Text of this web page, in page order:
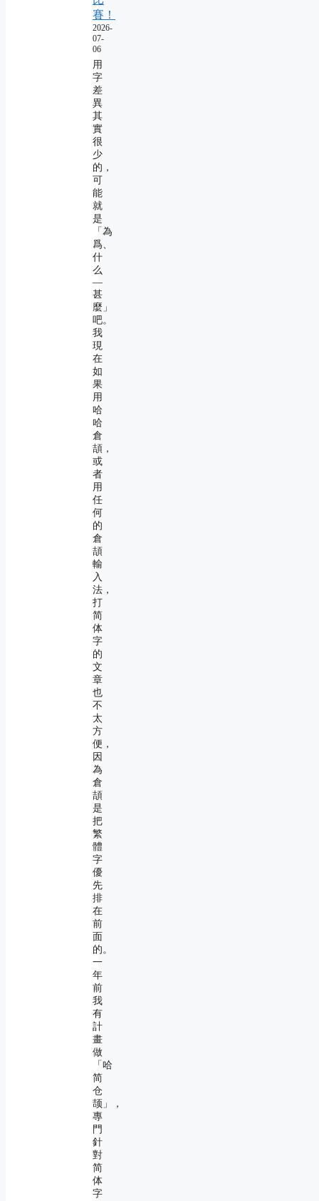
賽！
2026-
07-
06
用
字
差
異
其
實
很
少
的，
可
能
就
是
「為
爲、
什
么
―
甚
麼」
吧。
我
現
在
如
果
用
哈
哈
倉
頡，
或
者
用
任
何
的
倉
頡
輸
入
法，
打
简
体
字
的
文
章
也
不
太
方
便，
因
為
倉
頡
是
把
繁
體
字
優
先
排
在
前
面
的。
一
年
前
我
有
計
畫
做
「哈
简
仓
颉」，
專
門
針
對
简
体
字